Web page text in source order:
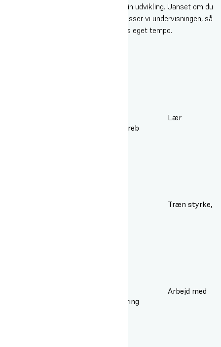
forløbet får mulighed for at fortsætte din udvikling. Uanset om du
er nybegynder eller erfaren klatrer, tilpasser vi undervisningen, så
alle kan være med og udvikle sig i deres eget tempo.
Lær
klatreteknik både med og uden reb
Træn styrke,
Arbejd med
tillid, samarbejde og makkersikring